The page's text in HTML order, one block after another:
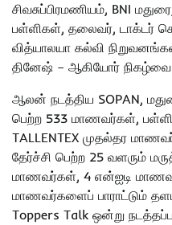
சிவசுப்பிரமணியம், BNI
பள்ளிகள், தலைவர், டாக்டர்
வித்யாலயா கல்வி
தினேஷ் – ஆகியோர் நிகழ்வை
ஆலன் நடத்திய SOPAN,
பெற்ற 533 மாணவர்கள்,
TALLENTEX முதல்தர
தேர்ச்சி பெற்ற 25 வளரும்
மாணவர்கள், 4 என்ஐடி
மாணவர்களைப் பாராட்டும்
Toppers Talk ஒன்று